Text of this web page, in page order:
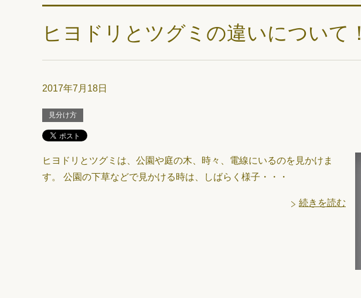
ヒヨドリとツグミの違いについて！
2017年7月18日
見分け方
ヒヨドリとツグミは、公園や庭の木、時々、電線にいるのを見かけま
す。 公園の下草などで見かける時は、しばらく様子・・・
続きを読む